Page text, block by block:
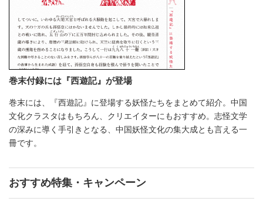
巻末付録には『西遊記』が登場
巻末には、『西遊記』に登場する妖怪たちをまとめて紹介。中国
文化クラスタはもちろん、クリエイターにもおすすめ。志怪文学
の深みに導く手引きとなる、中国妖怪文化の集大成とも言える一
冊です。
おすすめ特集・キャンペーン